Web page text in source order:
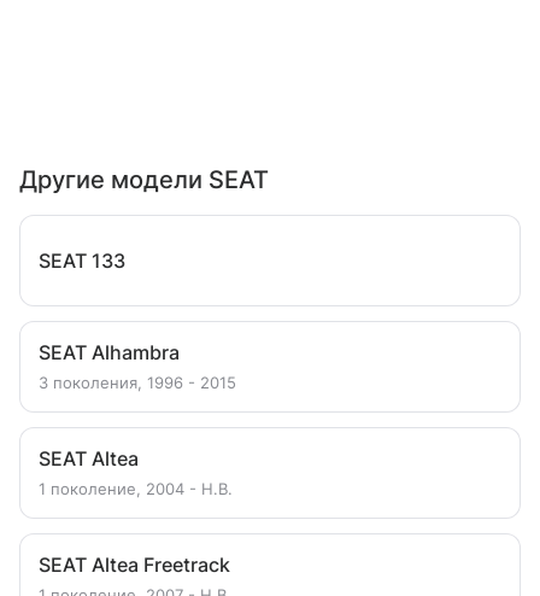
Другие модели SEAT
SEAT 133
SEAT Alhambra
3 поколения, 1996 - 2015
SEAT Altea
1 поколение, 2004 - Н.В.
SEAT Altea Freetrack